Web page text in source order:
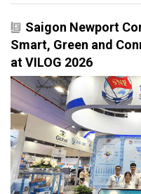
Saigon Newport
Smart, Green and
at VILOG 2026